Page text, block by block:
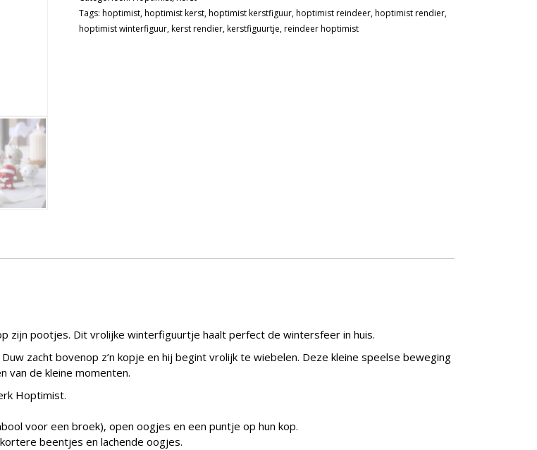
Tags:hoptimist,hoptimist kerst,hoptimist kerstfiguur,hoptimist reindeer,hoptimist rendier,
hoptimist winterfiguur,kerst rendier,kerstfiguurtje,reindeer hoptimist
zijn pootjes. Dit vrolijke winterfiguurtje haalt perfect de wintersfeer in huis.
zacht bovenop z’n kopje en hij begint vrolijk te wiebelen. Deze kleine speelse beweging
van de kleine momenten.
Hoptimist.
voor een broek), open oogjes en een puntje op hun kop.
beentjes en lachende oogjes.